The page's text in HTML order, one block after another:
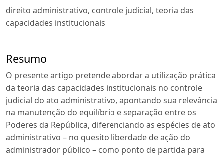
direito administrativo, controle judicial, teoria das
capacidades institucionais
Resumo
O presente artigo pretende abordar a utilização prática
da teoria das capacidades institucionais no controle
judicial do ato administrativo, apontando sua relevância
na manutenção do equilíbrio e separação entre os
Poderes da República, diferenciando as espécies de ato
administrativo – no quesito liberdade de ação do
administrador público – como ponto de partida para